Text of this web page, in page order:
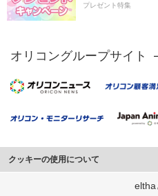
プレゼント特集
オリコングループサイト
クッキーの使用について
このサイトでは Cookie を使用して、
eltha